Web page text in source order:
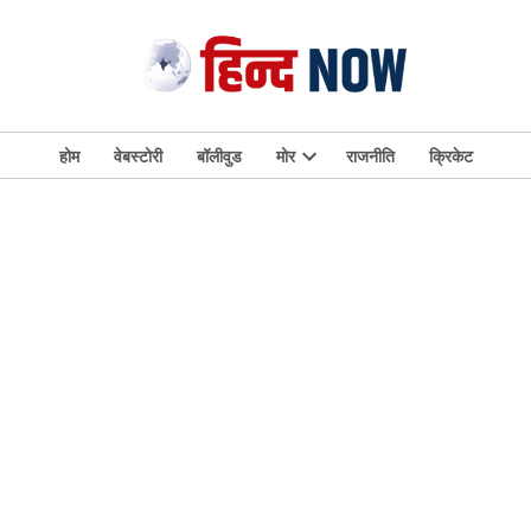
होम वेबस्टोरी बॉलीवुड मोर
Open
राजनीति क्रिकेट